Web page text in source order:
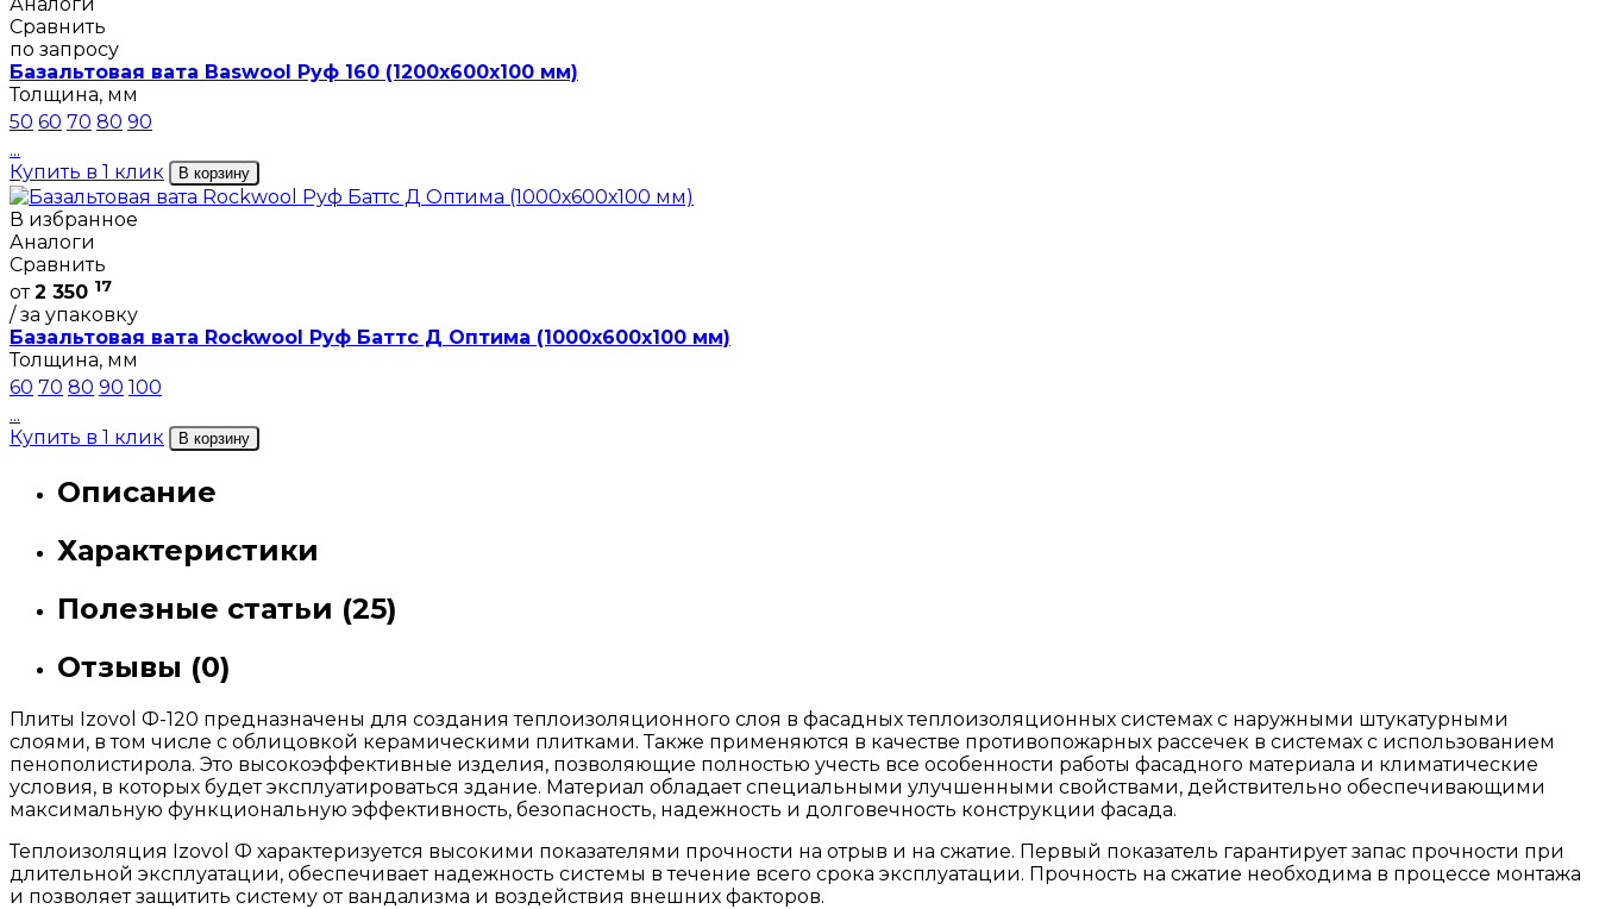
Сравнить
по запросу
Базальтовая вата Baswool Руф 160 (1200х600х100 мм)
Толщина, мм
50 60 70 80 90
...
Купить в 1 клик
В корзину
В избранное
Аналоги
Сравнить
от2 350 17
/ за упаковку
Базальтовая вата Rockwool Руф Баттс Д Оптима (1000х600х100 мм)
Толщина, мм
60 70 80 90 100
...
Купить в 1 клик
В корзину
Описание
Характеристики
Полезные статьи (25)
Отзывы (0)
Плиты Izovol Ф-120 предназначены для создания теплоизоляционного слоя в фасадных теплоизоляционных системах с наружными штукатурными
слоями, в том числе с облицовкой керамическими плитками. Также применяются в качестве противопожарных рассечек в системах с использованием
пенополистирола. Это высокоэффективные изделия, позволяющие полностью учесть все особенности работы фасадного материала и климатические
условия, в которых будет эксплуатироваться здание. Материал обладает специальными улучшенными свойствами, действительно обеспечивающими
максимальную функциональную эффективность, безопасность, надежность и долговечность конструкции фасада.
Теплоизоляция Izovol Ф характеризуется высокими показателями прочности на отрыв и на сжатие. Первый показатель гарантирует запас прочности при
длительной эксплуатации, обеспечивает надежность системы в течение всего срока эксплуатации. Прочность на сжатие необходима в процессе монтажа
и позволяет защитить систему от вандализма и воздействия внешних факторов.